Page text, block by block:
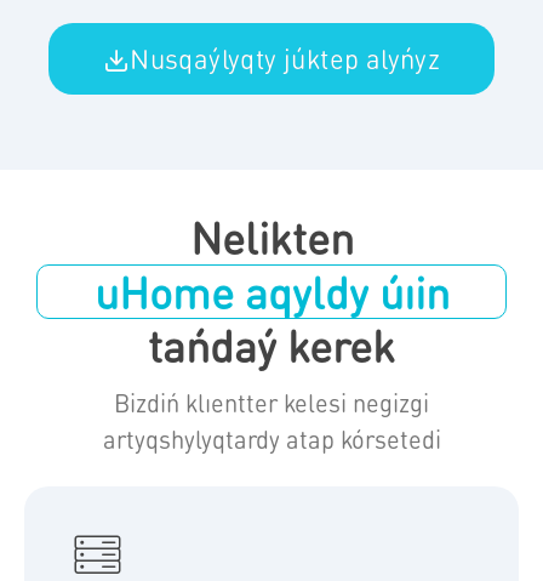
Nusqaýlyqty júktep alyńyz
Nelikten
uHome aqyldy úıin
tańdaý kerek
Bizdiń klıentter kelesi negizgi
artyqshylyqtardy atap kórsetedi